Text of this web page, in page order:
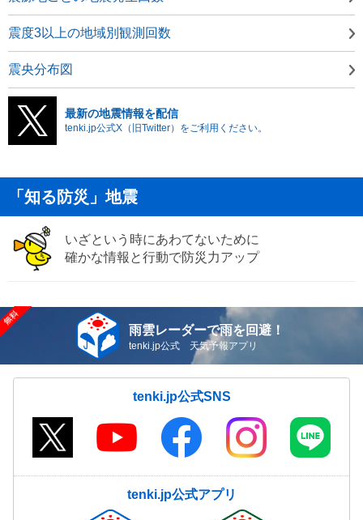
震度3以上の地域別観測回数
震央分布図
最新の地震情報を配信
tenki.jp公式X（旧Twitter）をご利用ください。
「知る防災」地震
いざという時にあわてないために
確かな情報と行動で防災力アップ
雨雲レーダーで雨を回避！
tenki.jp公式 天気予報アプリ
tenki.jp公式SNS
tenki.jp公式アプリ